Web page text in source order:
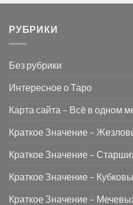
РУБРИКИ
Без рубрики
Интересное о Таро
Карта сайта – Всё в одном
Краткое Значение –
Краткое Значение –
Краткое Значение –
Краткое Значение –